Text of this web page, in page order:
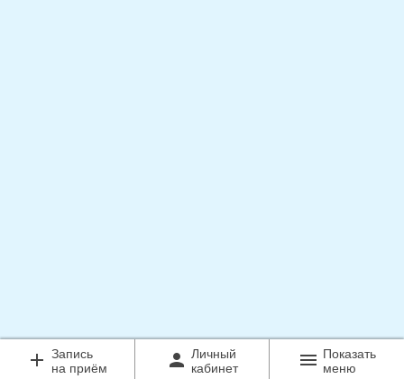
add Запись
на приём
person Личный
кабинет
menu Показать
меню